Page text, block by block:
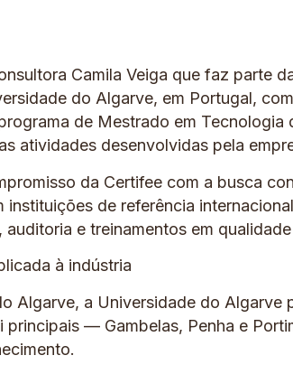
Camila Veiga que faz parte
do Algarve, em Portugal,
de Mestrado em Tecnologia
atividades desenvolvidas pela
da Certifee com a busca
instituições de referência
auditoria e treinamentos em
à indústria
Algarve, a Universidade do Algarve
principais — Gambelas, Penha e